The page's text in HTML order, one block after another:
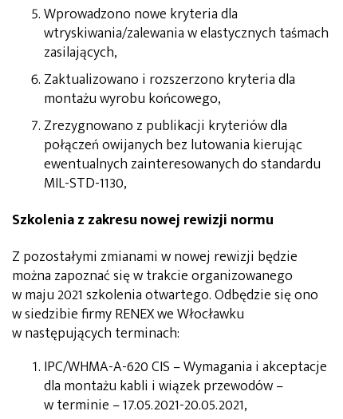
Wprowadzono nowe kryteria dla
wtryskiwania/zalewania w elastycznych taśmach
zasilających,
Zaktualizowano i rozszerzono kryteria dla
montażu wyrobu końcowego,
Zrezygnowano z publikacji kryteriów dla
połączeń owijanych bez lutowania kierując
ewentualnych zainteresowanych do standardu
MIL-STD-1130,
Szkolenia z zakresu nowej rewizji normu
Z pozostałymi zmianami w nowej rewizji będzie
można zapoznać się w trakcie organizowanego
w maju 2021 szkolenia otwartego. Odbędzie się ono
w siedzibie firmy RENEX we Włocławku
w następujących terminach:
IPC/WHMA-A-620 CIS – Wymagania i akceptacje
dla montażu kabli i wiązek przewodów –
w terminie – 17.05.2021-20.05.2021,